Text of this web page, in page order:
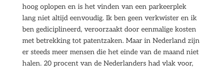
hoog oplopen en is het vinden van een parkeerplek
lang niet altijd eenvoudig. Ik ben geen verkwister en ik
ben gediciplineerd, veroorzaakt door eenmalige kosten
met betrekking tot patentzaken. Maar in Nederland zijn
er steeds meer mensen die het einde van de maand niet
halen. 20 procent van de Nederlanders had vlak voor,